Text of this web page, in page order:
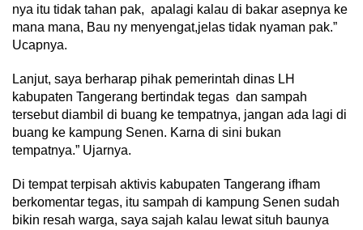
nya itu tidak tahan pak, apalagi kalau di bakar asepnya ke
mana mana, Bau ny menyengat,jelas tidak nyaman pak.”
Ucapnya.
Lanjut, saya berharap pihak pemerintah dinas LH
kabupaten Tangerang bertindak tegas dan sampah
tersebut diambil di buang ke tempatnya, jangan ada lagi di
buang ke kampung Senen. Karna di sini bukan
tempatnya.” Ujarnya.
Di tempat terpisah aktivis kabupaten Tangerang ifham
berkomentar tegas, itu sampah di kampung Senen sudah
bikin resah warga, saya sajah kalau lewat situh baunya